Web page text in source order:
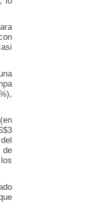
de